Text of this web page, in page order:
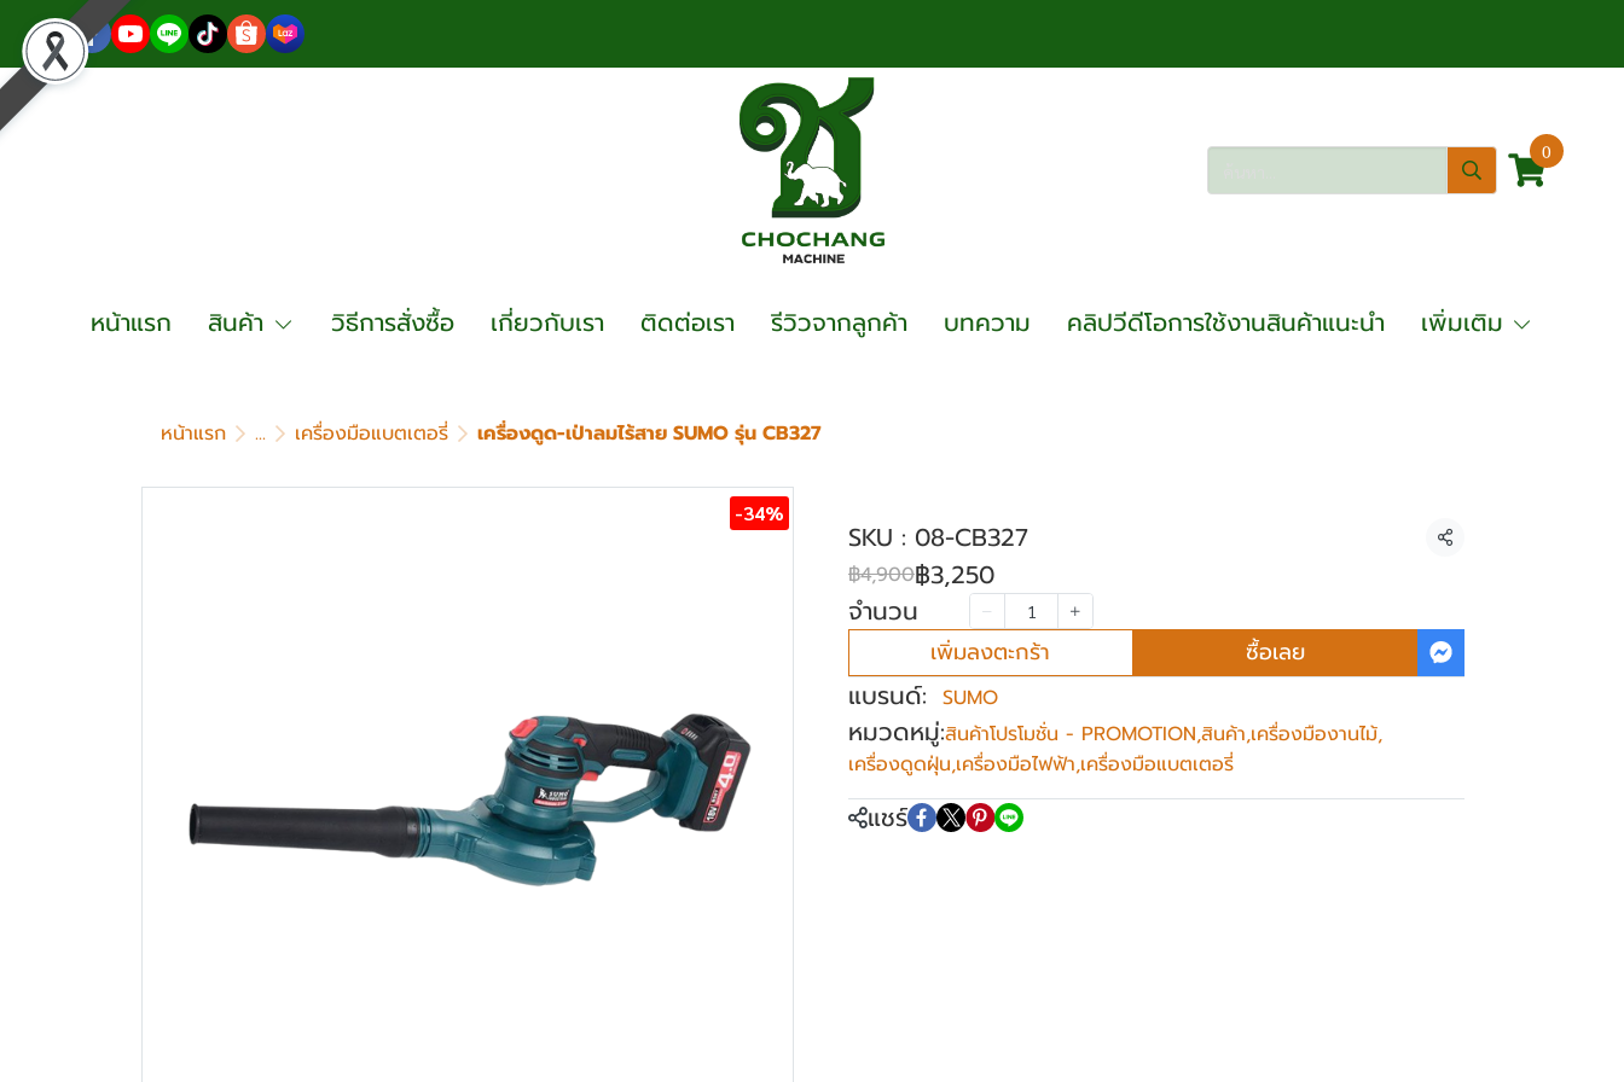
0
หน้าแรก สินค้า วิธีการสั่งซื้อ เกี่ยวกับเรา ติดต่อเรา รีวิวจากลูกค้า บทความ คลิปวีดีโอการใช้งานสินค้าแนะนำ เพิ่มเติม
หน้าแรก ... เครื่องมือแบตเตอรี่ เครื่องดูด-เป่าลมไร้สาย SUMO รุ่น CB327
-34%
SKU : 08-CB327 แชร์
฿4,900฿3,250
จำนวน
เพิ่มลงตะกร้า ซื้อเลย
แบรนด์: SUMO
หมวดหมู่:สินค้าโปรโมชั่น - PROMOTION,สินค้า,เครื่องมืองานไม้,
เครื่องดูดฝุ่น,เครื่องมือไฟฟ้า,เครื่องมือแบตเตอรี่
แชร์